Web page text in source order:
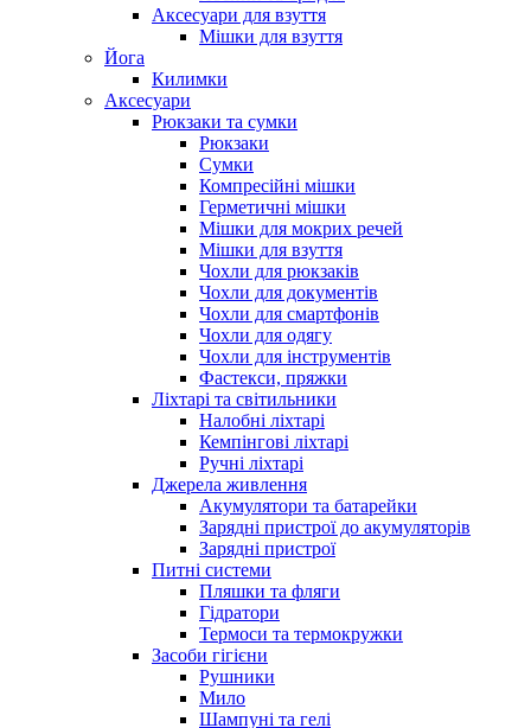
Аксесуари для взуття
Мішки для взуття
Йога
Килимки
Аксесуари
Рюкзаки та сумки
Рюкзаки
Сумки
Компресійні мішки
Герметичні мішки
Мішки для мокрих речей
Мішки для взуття
Чохли для рюкзаків
Чохли для документів
Чохли для смартфонів
Чохли для одягу
Чохли для інструментів
Фастекси, пряжки
Ліхтарі та світильники
Налобні ліхтарі
Кемпінгові ліхтарі
Ручні ліхтарі
Джерела живлення
Акумулятори та батарейки
Зарядні пристрої до акумуляторів
Зарядні пристрої
Питні системи
Пляшки та фляги
Гідратори
Термоси та термокружки
Засоби гігієни
Рушники
Мило
Шампуні та гелі